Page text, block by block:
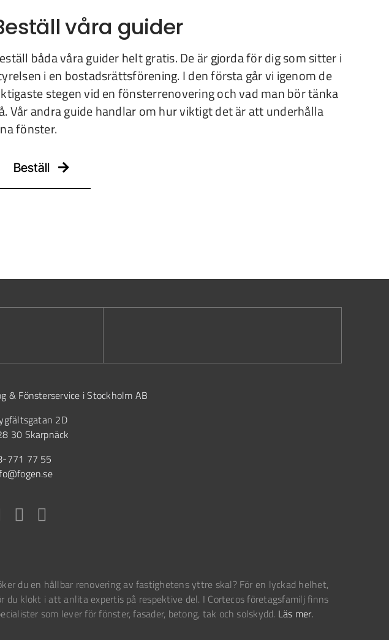
våra guider
båda våra guider helt gratis. De är gjorda för dig som sitter i
i en bostadsrättsförening. I den första går vi igenom de
stegen vid en fönsterrenovering och vad man bör tänka
Vår andra guide handlar om hur viktigt det är att underhålla
fönster.
Beställ
& Fönsterservice i Stockholm AB
2D
30 Skarpnäck
771 77 55
du en hållbar renovering av fastighetens yttre skal? För en lyckad helhet,
du klokt i att anlita expertis på respektive del. I Cortecos företagsfamilj finns
som lever för fönster, fasader, betong, tak och solskydd. Läs mer.